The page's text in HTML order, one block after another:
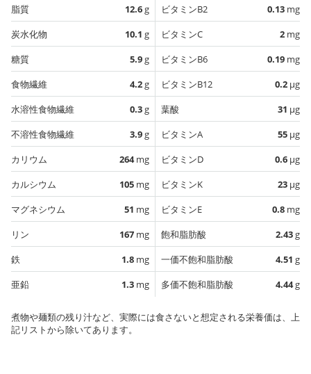
脂質
12.6g
炭水化物
10.1 g
糖質
5.9g
食物繊維
4.2g
水溶性食物繊維
0.3g
不溶性食物繊維
3.9g
カリウム
264mg
カルシウム
105 mg
マグネシウム
51 mg
リン
167 mg
鉄
1.8 mg
亜鉛
1.3 mg
ビタミンB2
0.13 mg
ビタミンC
2 mg
ビタミンB6
0.19 mg
ビタミンB12
0.2 µg
葉酸
31 µg
ビタミンA
55 µg
ビタミンD
0.6 µg
ビタミンK
23 µg
ビタミンE
0.8 mg
飽和脂肪酸
2.43g
一価不飽和脂肪酸
4.51 g
多価不飽和脂肪酸
4.44g
煮物や麺類の残り汁など、実際には食さないと想定される栄養価は、上
記リストから除いてあります。